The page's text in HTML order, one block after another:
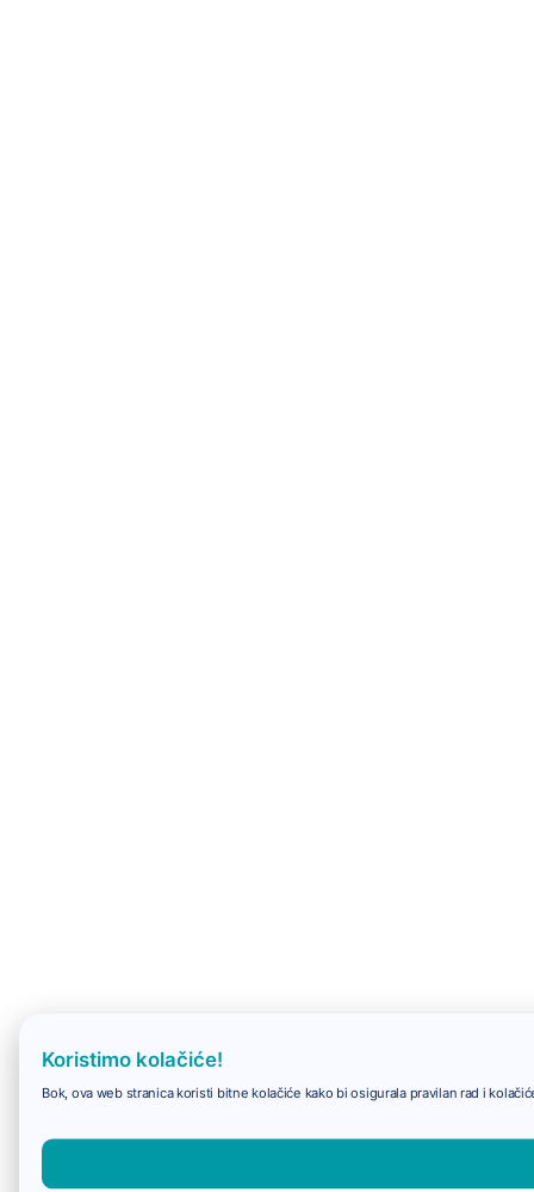
Koristimo kolačiće!
Bok, ova web stranica koristi bitne kolačiće kako bi osigurala pravilan rad i